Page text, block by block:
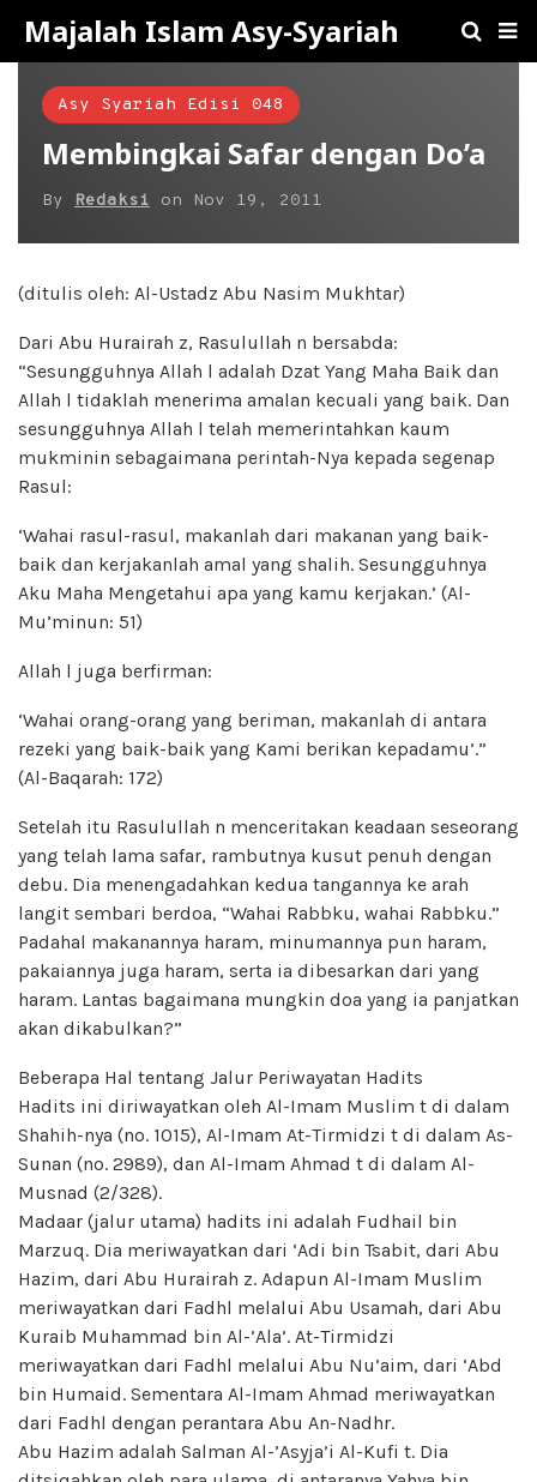
Majalah Islam Asy-Syariah
Asy Syariah Edisi 048
Membingkai Safar dengan Do’a
By Redaksi on Nov 19, 2011
(ditulis oleh: Al-Ustadz Abu Nasim Mukhtar)
Dari Abu Hurairah z, Rasulullah n bersabda:
“Sesungguhnya Allah l adalah Dzat Yang Maha Baik dan
Allah l tidaklah menerima amalan kecuali yang baik. Dan
sesungguhnya Allah l telah memerintahkan kaum
mukminin sebagaimana perintah-Nya kepada segenap
Rasul:
‘Wahai rasul-rasul, makanlah dari makanan yang baik-
baik dan kerjakanlah amal yang shalih. Sesungguhnya
Aku Maha Mengetahui apa yang kamu kerjakan.’ (Al-
Mu’minun: 51)
Allah l juga berfirman:
‘Wahai orang-orang yang beriman, makanlah di antara
rezeki yang baik-baik yang Kami berikan kepadamu’.”
(Al-Baqarah: 172)
Setelah itu Rasulullah n menceritakan keadaan seseorang
yang telah lama safar, rambutnya kusut penuh dengan
debu. Dia menengadahkan kedua tangannya ke arah
langit sembari berdoa, “Wahai Rabbku, wahai Rabbku.”
Padahal makanannya haram, minumannya pun haram,
pakaiannya juga haram, serta ia dibesarkan dari yang
haram. Lantas bagaimana mungkin doa yang ia panjatkan
akan dikabulkan?”
Beberapa Hal tentang Jalur Periwayatan Hadits
Hadits ini diriwayatkan oleh Al-Imam Muslim t di dalam
Shahih-nya (no. 1015), Al-Imam At-Tirmidzi t di dalam As-
Sunan (no. 2989), dan Al-Imam Ahmad t di dalam Al-
Musnad (2/328).
Madaar (jalur utama) hadits ini adalah Fudhail bin
Marzuq. Dia meriwayatkan dari ‘Adi bin Tsabit, dari Abu
Hazim, dari Abu Hurairah z. Adapun Al-Imam Muslim
meriwayatkan dari Fadhl melalui Abu Usamah, dari Abu
Kuraib Muhammad bin Al-’Ala’. At-Tirmidzi
meriwayatkan dari Fadhl melalui Abu Nu’aim, dari ‘Abd
bin Humaid. Sementara Al-Imam Ahmad meriwayatkan
dari Fadhl dengan perantara Abu An-Nadhr.
Abu Hazim adalah Salman Al-’Asyja’i Al-Kufi t. Dia